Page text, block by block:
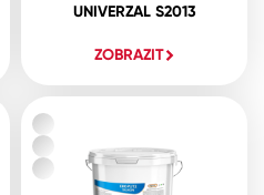
UNIVERZAL S2013
ZOBRAZIT